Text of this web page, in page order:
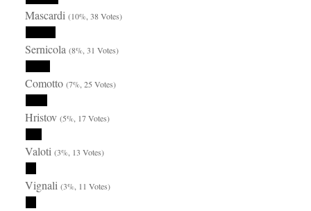
Mascardi(10%, 38 Votes)
Sernicola(8%, 31 Votes)
Comotto(7%, 25 Votes)
Hristov(5%, 17 Votes)
Valoti(3%, 13 Votes)
Vignali(3%, 11 Votes)